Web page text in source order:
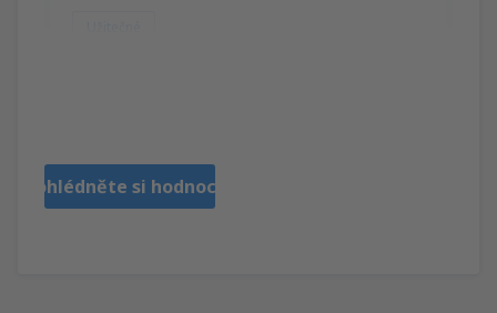
Prohlédněte si hodnocení